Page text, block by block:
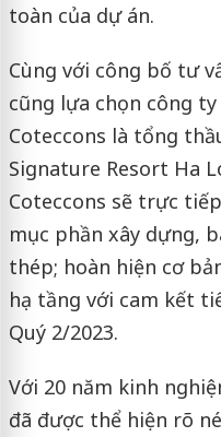
toàn của dự án.
Cùng với công bố tư
cũng lựa chọn công
Coteccons là tổng
Signature Resort Ha
Coteccons sẽ trực
mục phần xây dựng,
thép; hoàn hiện cơ
hạ tầng với cam kết
Quý 2/2023.
Với 20 năm kinh
đã được thể hiện rõ